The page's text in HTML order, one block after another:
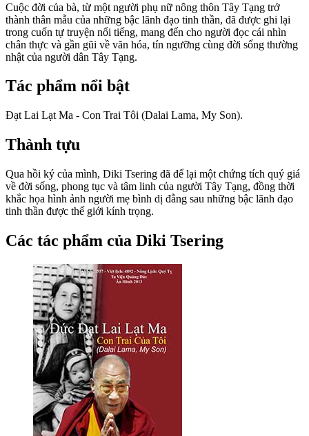
Cuộc đời của bà, từ một người phụ nữ nông thôn Tây Tạng trở
thành thân mẫu của những bậc lãnh đạo tinh thần, đã được ghi lại
trong cuốn tự truyện nổi tiếng, mang đến cho người đọc cái nhìn
chân thực và gần gũi về văn hóa, tín ngưỡng cùng đời sống thường
nhật của người dân Tây Tạng.
Tác phẩm nổi bật
Đạt Lai Lạt Ma - Con Trai Tôi (Dalai Lama, My Son).
Thành tựu
Qua hồi ký của mình, Diki Tsering đã để lại một chứng tích quý giá
về đời sống, phong tục và tâm linh của người Tây Tạng, đồng thời
khắc họa hình ảnh người mẹ bình dị đằng sau những bậc lãnh đạo
tinh thần được thế giới kính trọng.
Các tác phẩm của Diki Tsering